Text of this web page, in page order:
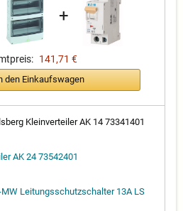
+
141,71 €
den Einkaufswagen
Kleinverteiler AK 14 73341401
AK 24 73542401
Leitungsschutzschalter 13A LS